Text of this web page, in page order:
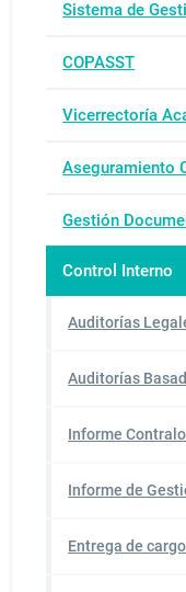
Sistema de
COPASST
Vicerrectoría
Aseguramiento
Gestión
Control Interno
Auditorías
Auditorías
Informe
Informe de
Entrega de